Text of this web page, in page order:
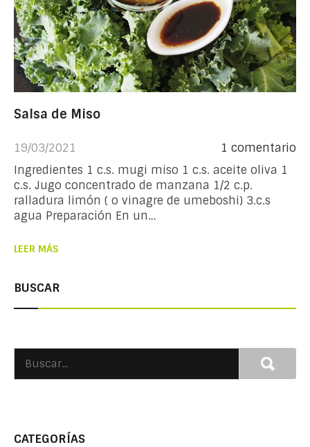
Salsa de Miso
19/03/2021
1 comentario
Ingredientes 1 c.s. mugi miso 1 c.s. aceite oliva 1
c.s. Jugo concentrado de manzana 1/2 c.p.
ralladura limón ( o vinagre de umeboshi) 3.c.s
agua Preparación En un…
LEER MÁS
BUSCAR
CATEGORÍAS